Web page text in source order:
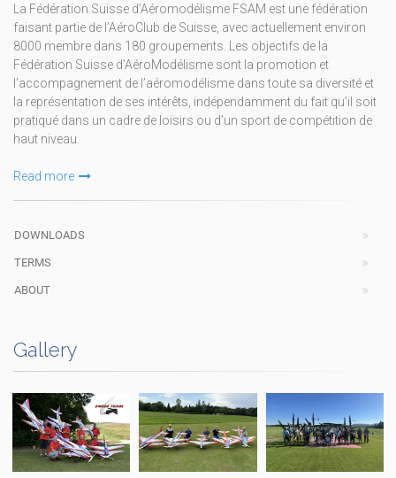
La Fédération Suisse d’Aéromodélisme FSAM est une fédération
faisant partie de l’AéroClub de Suisse, avec actuellement environ
8000 membre dans 180 groupements. Les objectifs de la
Fédération Suisse d’AéroModélisme sont la promotion et
l’accompagnement de l’aéromodélisme dans toute sa diversité et
la représentation de ses intérêts, indépendamment du fait qu’il soit
pratiqué dans un cadre de loisirs ou d’un sport de compétition de
haut niveau.
Read more
DOWNLOADS
TERMS
ABOUT
Gallery